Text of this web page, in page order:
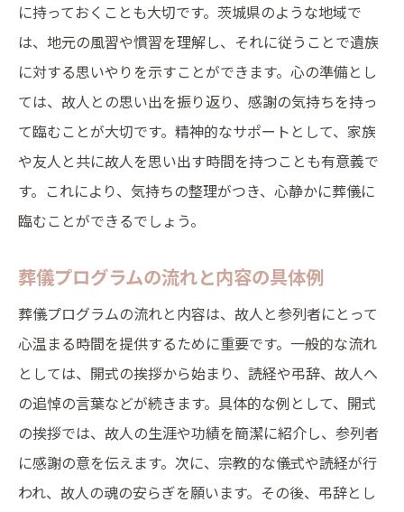
故人への思いを込めたメモリアルグッズの
作成
プログラム後のアフターケアと共有の場
長く記憶に残るための記念プログラムの提
案
葬儀プログラム作成で大切なポイントと具体的
手順
具体的手順とスケジュール管理
必要な準備物とその手配方法
プログラムの進行役としての心構え
予想外の事態への対応方法
最終確認とリハーサルの実施
に持っておくことも大切です。茨城県のような地域で
は、地元の風習や慣習を理解し、それに従うことで遺族
に対する思いやりを示すことができます。心の準備とし
ては、故人との思い出を振り返り、感謝の気持ちを持っ
て臨むことが大切です。精神的なサポートとして、家族
や友人と共に故人を思い出す時間を持つことも有意義で
す。これにより、気持ちの整理がつき、心静かに葬儀に
臨むことができるでしょう。
葬儀プログラムの流れと内容の具体例
葬儀プログラムの流れと内容は、故人と参列者にとって
心温まる時間を提供するために重要です。一般的な流れ
としては、開式の挨拶から始まり、読経や弔辞、故人へ
の追悼の言葉などが続きます。具体的な例として、開式
の挨拶では、故人の生涯や功績を簡潔に紹介し、参列者
に感謝の意を伝えます。次に、宗教的な儀式や読経が行
われ、故人の魂の安らぎを願います。その後、弔辞とし